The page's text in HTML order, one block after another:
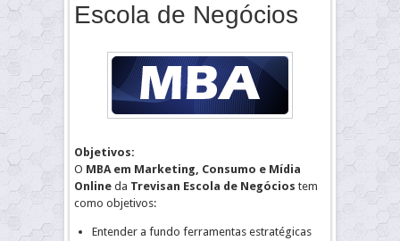
Escola de Negócios
Objetivos:
O MBA em Marketing, Consumo e Mídia
Online da Trevisan Escola de Negócios tem
como objetivos:
Entender a fundo ferramentas estratégicas